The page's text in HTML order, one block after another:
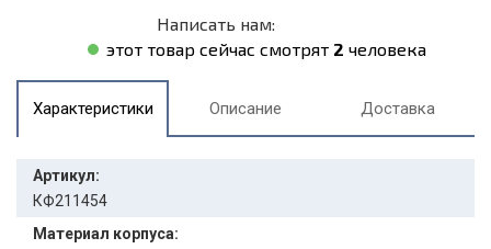
Написать нам:
этот товар сейчас смотрят 2 человека
Характеристики Описание Доставка
Артикул:
КФ211454
Материал корпуса: